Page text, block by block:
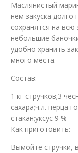
Маслянистый
нем закуска долго
сохранятся на
небольшие
удобно хранить
много места.
Состав:
1 кг стручков;3
сахара;ч.л. перца
стакан;уксус 9 %
Как приготовить:
Вымойте стручки,